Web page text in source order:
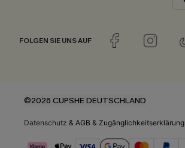
FOLGEN SIE UNS AUF
©2026 CUPSHE DEUTSCHLAND
Datenschutz & AGB & Zugänglichkeitserklärung